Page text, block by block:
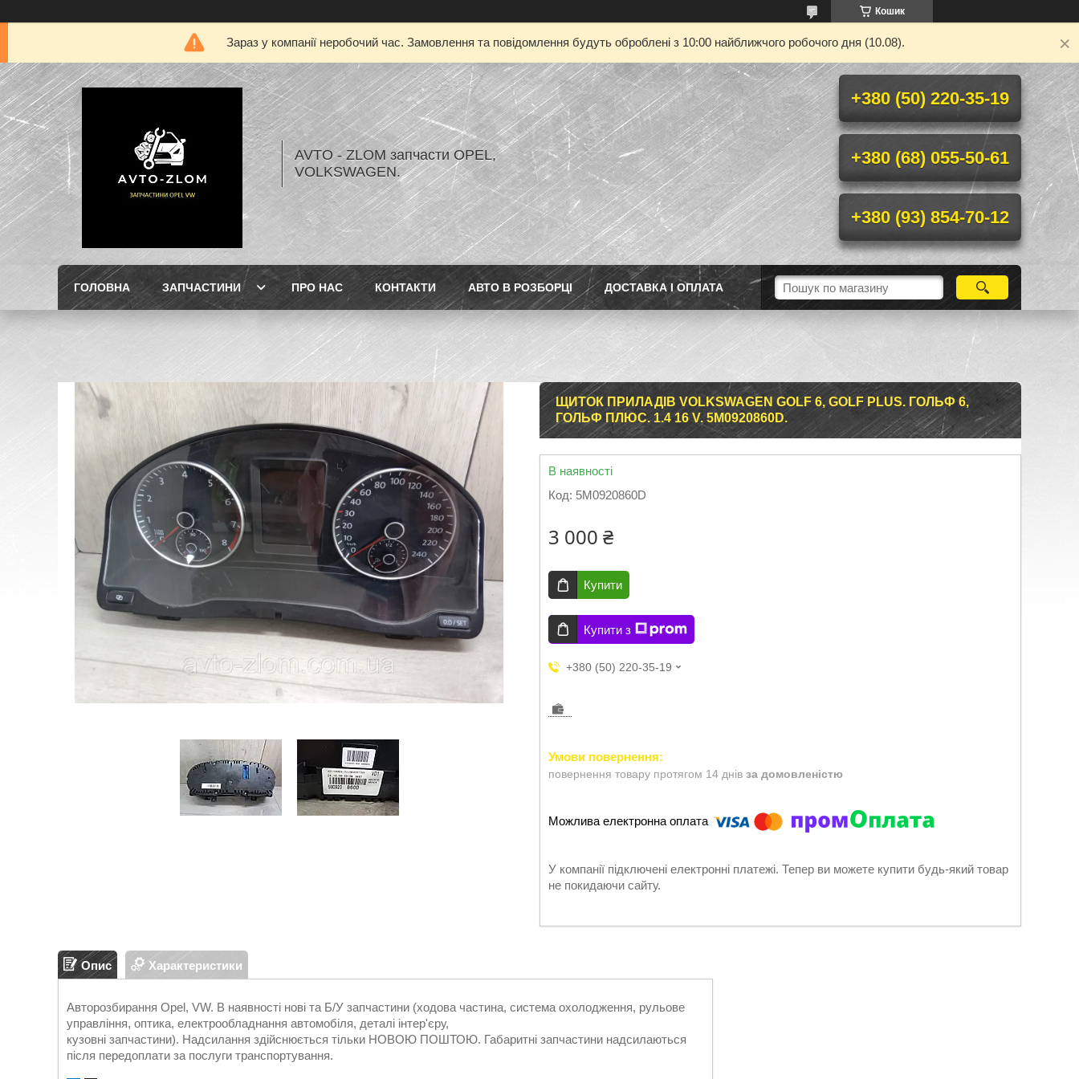
Кошик
Зараз у компанії неробочий час. Замовлення та повідомлення будуть оброблені з 10:00 найближчого робочого дня (10.08).
AVTO - ZLOM запчасти OPEL,
VOLKSWAGEN.
+380 (50) 220-35-19
+380 (68) 055-50-61
+380 (93) 854-70-12
ГОЛОВНА ЗАПЧАСТИНИ ПРО НАС КОНТАКТИ АВТО В РОЗБОРЦІ ДОСТАВКА І ОПЛАТА
ЩИТОК ПРИЛАДІВ VOLKSWAGEN GOLF 6, GOLF PLUS. ГОЛЬФ 6,
ГОЛЬФ ПЛЮС. 1.4 16 V. 5M0920860D.
В наявності
Код: 5M0920860D
3 000 ₴
Купити
Купити з
+380 (50) 220-35-19
повернення товару протягом 14 днів за домовленістю
У компанії підключені електронні платежі. Тепер ви можете купити будь-який товар
не покидаючи сайту.
Опис Характеристики
Авторозбирання Opel, VW. В наявності нові та Б/У запчастини (ходова частина, система охолодження, рульове
управління, оптика, електрообладнання автомобіля, деталі інтер'єру,
кузовні запчастини). Надсилання здійснюється тільки НОВОЮ ПОШТОЮ. Габаритні запчастини надсилаються
після передоплати за послуги транспортування.